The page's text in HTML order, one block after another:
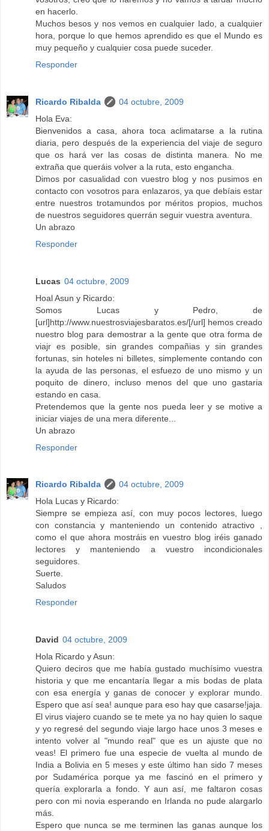
en hacerlo.
Muchos besos y nos vemos en cualquier lado, a cualquier
hora, porque lo que hemos aprendido es que el Mundo es
muy pequeño y cualquier cosa puede suceder.
Responder
Ricardo Ribalda
04 octubre, 2009
Hola Eva:
Bienvenidos a casa, ahora toca aclimatarse a la rutina
diaria, pero después de la experiencia del viaje de seguro
que os hará ver las cosas de distinta manera. No me
extraña que queráis volver a la ruta, esto engancha.
Dimos por casualidad con vuestro blog y nos pusimos en
contacto con vosotros para enlazaros, ya que debíais estar
entre nuestros trotamundos por méritos propios, muchos
de nuestros seguidores querrán seguir vuestra aventura.
Un abrazo
Responder
Lucas 04 octubre, 2009
Hoal Asun y Ricardo:
Somos Lucas y Pedro, de
[url]http://www.nuestrosviajesbaratos.es/[/url] hemos creado
nuestro blog para demostrar a la gente que otra forma de
viajr es posible, sin grandes compañias y sin grandes
fortunas, sin hoteles ni billetes, simplemente contando con
la ayuda de las personas, el esfuezo de uno mismo y un
poquito de dinero, incluso menos del que uno gastaria
estando en casa.
Pretendemos que la gente nos pueda leer y se motive a
iniciar viajes de una mera diferente...
Un abrazo
Responder
Ricardo Ribalda
04 octubre, 2009
Hola Lucas y Ricardo:
Siempre se empieza así, con muy pocos lectores, luego
con constancia y manteniendo un contenido atractivo ,
como el que ahora mostráis en vuestro blog iréis ganado
lectores y manteniendo a vuestro incondicionales
seguidores.
Suerte.
Saludos
Responder
David 04 octubre, 2009
Hola Ricardo y Asun:
Quiero deciros que me había gustado muchísimo vuestra
historia y que me encantaría llegar a mis bodas de plata
con esa energía y ganas de conocer y explorar mundo.
Espero que así sea! aunque para eso hay que casarse!jaja.
El virus viajero cuando se te mete ya no hay quien lo saque
y yo regresé del segundo viaje largo hace unos 3 meses e
intento volver al "mundo real" que es un ajuste que no
veas! El primero fue una especie de vuelta al mundo de
India a Bolivia en 5 meses y este último han sido 7 meses
por Sudamérica porque ya me fascinó en el primero y
quería explorarla a fondo. Y aun así, me faltaron cosas
pero con mi novia esperando en Irlanda no pude alargarlo
más.
Espero que nunca se me terminen las ganas aunque los